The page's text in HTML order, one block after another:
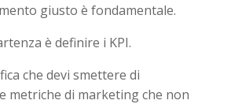
giusto è fondamentale.
è definire i KPI.
che devi smettere di
metriche di marketing che non